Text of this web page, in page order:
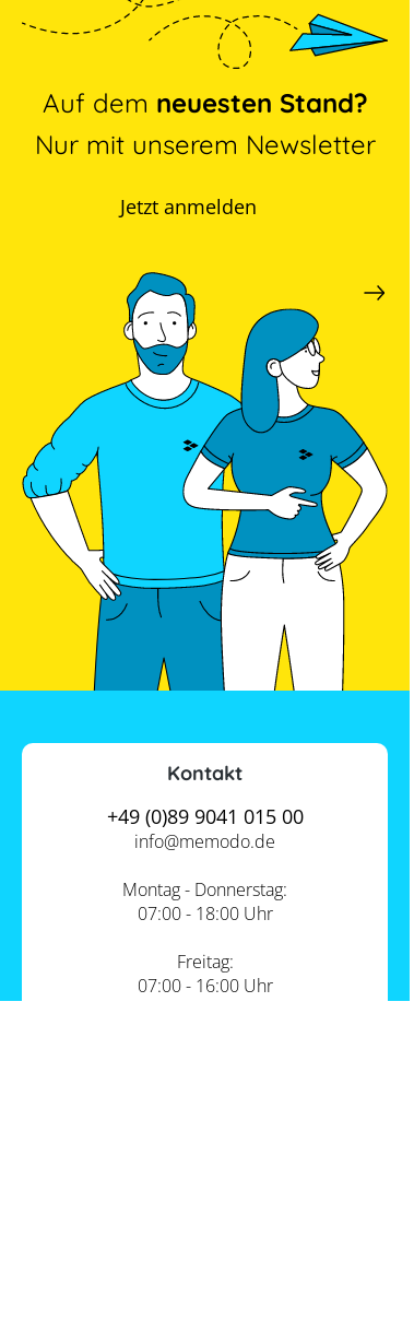
Auf dem neuesten Stand?
Nur mit unserem Newsletter
Jetzt anmelden
Kontakt
+49 (0)89 9041 015 00
info@memodo.de
Montag - Donnerstag:
07:00 - 18:00 Uhr
Freitag:
07:00 - 16:00 Uhr